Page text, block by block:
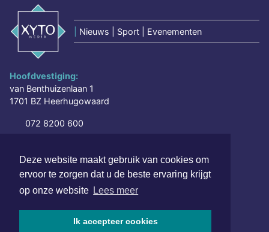
Deze website maakt gebruik van cookies om
ervoor te zorgen dat u de beste ervaring krijgt
op onze website Lees meer
Ik accepteer cookies
Nieuws | Sport | Evenementen
Hoofdvestiging:
van Benthuizenlaan 1
1701 BZ Heerhugowaard
072 8200 600
SOCIAL MEDIA
NIEUWSBRIEF AANMELDEN